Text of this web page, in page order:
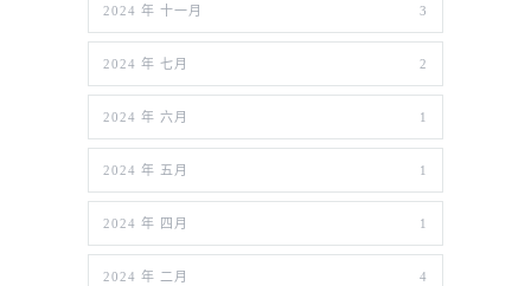
2024 年 十一月 3
2024 年 七月 2
2024 年 六月 1
2024 年 五月 1
2024 年 四月 1
2024 年 二月 4